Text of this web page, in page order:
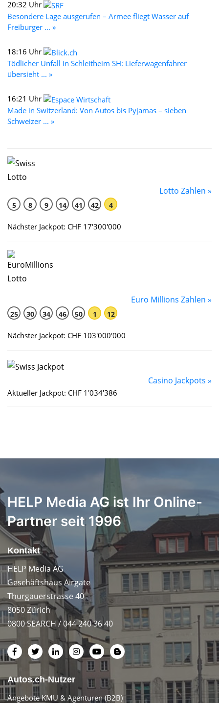
20:32 Uhr
Besondere Lage ausgerufen – Armee fliegt Wasser auf
Freiburger ... »
18:16 Uhr
Tödlicher Unfall in Schleitheim SH: Lieferwagenfahrer
übersieht ... »
16:21 Uhr
Made in Switzerland: Von Autos bis Pyjamas – sieben
Schweizer ... »
Lotto Zahlen »
5 8 9 14 41 42 4
Nächster Jackpot: CHF 17'300'000
Euro Millions Zahlen »
25 30 34 46 50 1 12
Nächster Jackpot: CHF 103'000'000
Casino Jackpots »
Aktueller Jackpot: CHF 1'034'386
HELP Media AG ist Ihr Online-
Partner seit 1996
Kontakt
HELP Media AG
Geschäftshaus Airgate
Thurgauerstrasse 40
8050 Zürich
0800 SEARCH / 044 240 36 40
Autos.ch-Nutzer
Angebote KMU & Agenturen (B2B)